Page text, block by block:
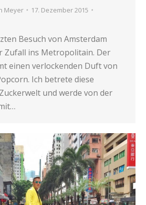
Meyer
17. Dezember 2015
Besuch von Amsterdam
Zufall ins Metropolitain. Der
einen verlockenden Duft von
Ich betrete diese
und werde von der